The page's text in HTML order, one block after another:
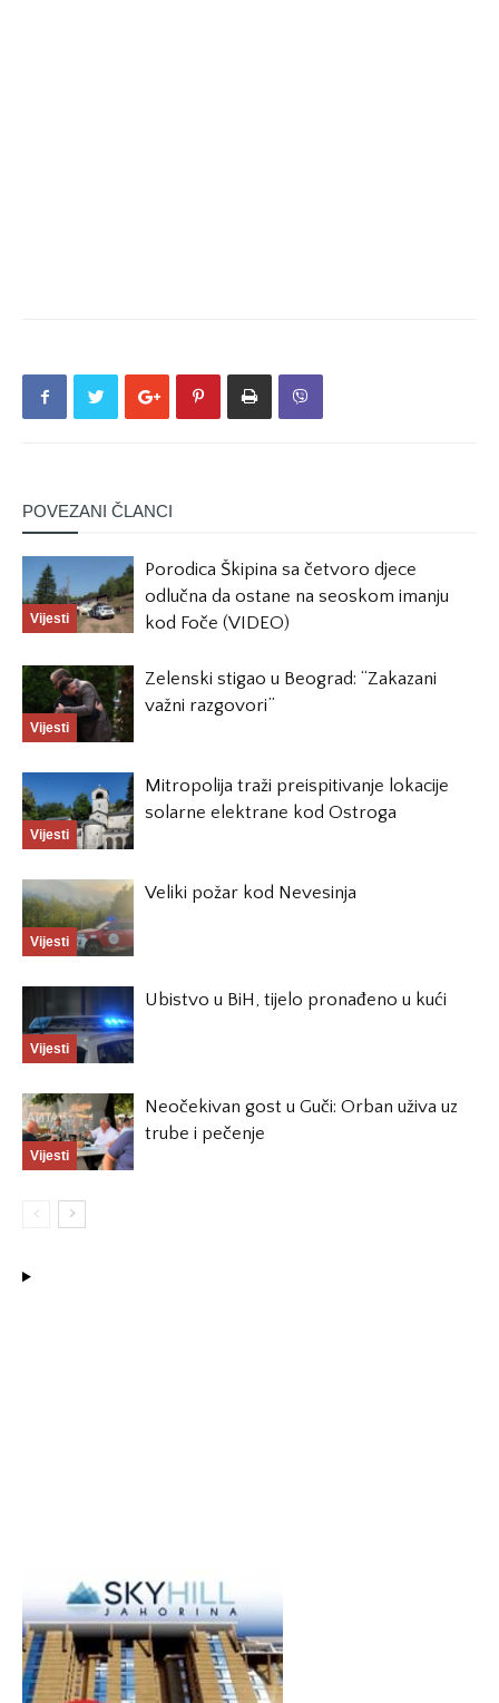
POVEZANI ČLANCI
Vijesti
Porodica Škipina sa četvoro djece
odlučna da ostane na seoskom imanju
kod Foče (VIDEO)
Vijesti
Zelenski stigao u Beograd: “Zakazani
važni razgovori”
Vijesti
Mitropolija traži preispitivanje lokacije
solarne elektrane kod Ostroga
Vijesti
Veliki požar kod Nevesinja
Vijesti
Ubistvo u BiH, tijelo pronađeno u kući
Vijesti
Neočekivan gost u Guči: Orban uživa uz
trube i pečenje